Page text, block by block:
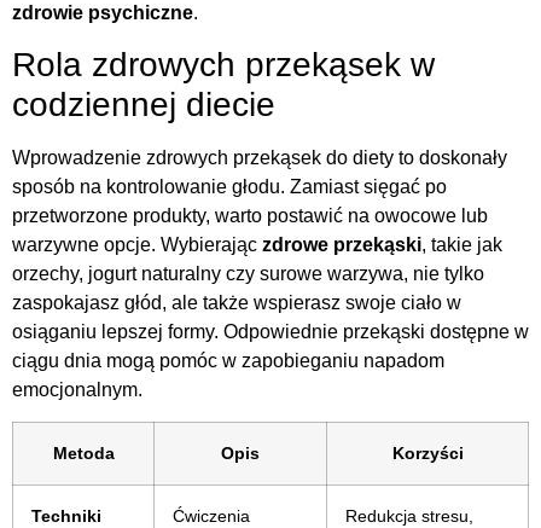
zdrowie psychiczne.
Rola zdrowych przekąsek w
codziennej diecie
Wprowadzenie zdrowych przekąsek do diety to doskonały
sposób na kontrolowanie głodu. Zamiast sięgać po
przetworzone produkty, warto postawić na owocowe lub
warzywne opcje. Wybierając zdrowe przekąski, takie jak
orzechy, jogurt naturalny czy surowe warzywa, nie tylko
zaspokajasz głód, ale także wspierasz swoje ciało w
osiąganiu lepszej formy. Odpowiednie przekąski dostępne w
ciągu dnia mogą pomóc w zapobieganiu napadom
emocjonalnym.
Metoda Opis Korzyści
Techniki
Ćwiczenia
Redukcja stresu,